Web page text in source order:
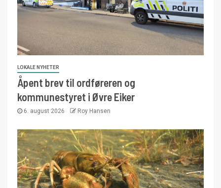
LOKALE NYHETER
Åpent brev til ordføreren og
kommunestyret i Øvre Eiker
6. august 2026 Roy Hansen